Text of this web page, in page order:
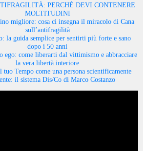
PERCHÉ DEVI CONTENERE
MOLTITUDINI
migliore: cosa ci insegna il miracolo di Cana
sull’antifragilità
la guida semplice per sentirti più forte e sano
dopo i 50 anni
ego: come liberarti dal vittimismo e abbracciare
la vera libertà interiore
tuo Tempo come una persona scientificamente
il sistema Dis/Co di Marco Costanzo